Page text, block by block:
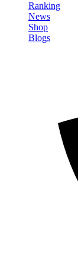
Ranking
News
Shop
Blogs